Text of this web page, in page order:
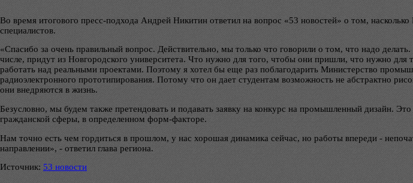
Во время итогового пресс-подхода Андрей Никитин ответил на вопрос «53 новостей» о том,
специалистов.
«Спасибо за очень правильный вопрос. Действительно, мы только что говорили о том, что надо
числе, придут из Новгородского университета. Что нужно для того, чтобы они пришли, что нужно
работать над реальными проектами. Поэтому я хотел бы еще раз поблагодарить Министерство
радиоэлектронного прототипирования. Потому что он дает студентам возможность не абстрактно
они внедряются в жизнь.
Безусловно, мы будем также претендовать и подавать заявку на конкурс на промышленный дизайн.
гражданской сферы, в определенном форм-факторе.
Нам точно есть чем гордиться в прошлом, у нас хорошая динамика сейчас, но работы впереди -
направлении», - ответил глава региона.
Источник: 53 новости